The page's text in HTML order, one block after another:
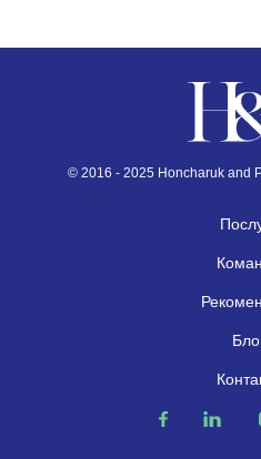
© 2016 - 2025 Honcharuk and